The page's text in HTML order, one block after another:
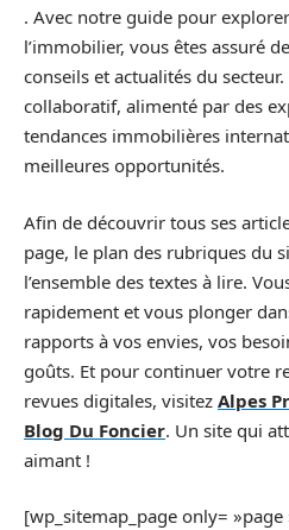
. Avec notre guide pour
l’immobilier, vous êtes assuré
conseils et actualités du
collaboratif, alimenté par des
tendances immobilières
meilleures opportunités.
Afin de découvrir tous ses
page, le plan des rubriques du
l’ensemble des textes à lire.
rapidement et vous plonger
rapports à vos envies, vos
goûts. Et pour continuer votre
revues digitales, visitez Alpes
Blog Du Foncier. Un site qui
aimant !
[wp_sitemap_page only= »page